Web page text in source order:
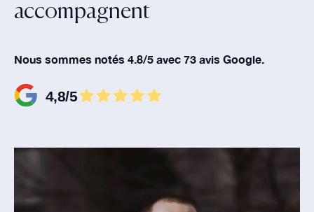
accompagnent‍
Nous sommes notés 4.8/5 avec 73 avis Google.